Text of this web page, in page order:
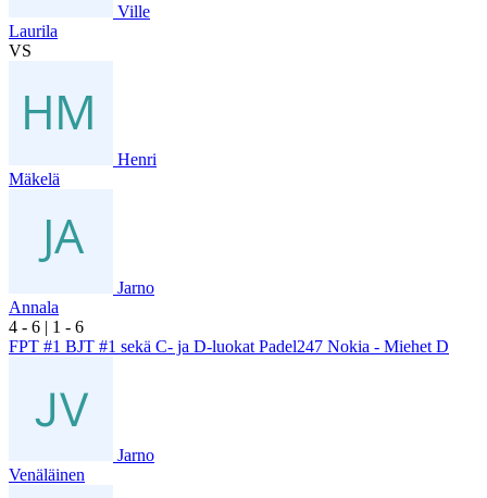
Ville
Laurila
VS
Henri
Mäkelä
Jarno
Annala
4 - 6 | 1 - 6
FPT #1 BJT #1 sekä C- ja D-luokat Padel247 Nokia - Miehet D
Jarno
Venäläinen